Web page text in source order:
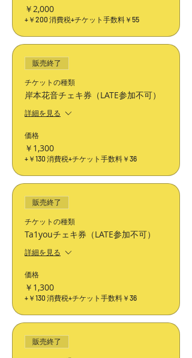
￥2,000
+￥200 消費税+チケット手数料￥55
販売終了
チケットの種類
岸本花音チェキ券（LATE参加不可）
詳細を見る
価格
￥1,300
+￥130 消費税+チケット手数料￥36
販売終了
チケットの種類
Ta1youチェキ券（LATE参加不可）
詳細を見る
価格
￥1,300
+￥130 消費税+チケット手数料￥36
販売終了